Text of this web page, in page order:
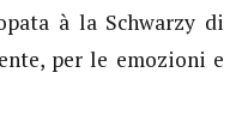
à la Schwarzy di
per le emozioni e